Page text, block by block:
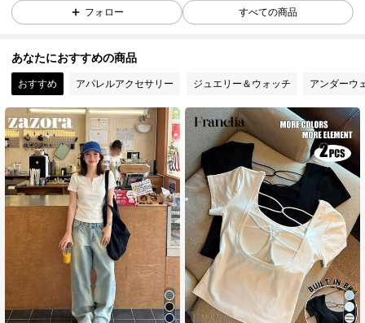
4.91
4.91 287K フォロワー
4.91 287K フォロワー
4.91 287K フォロワー
4.91 287K フォロワー
4.91 287K フォロワー
フォロー すべての商品
あなたにおすすめの商品
おすすめ アパレルアクセサリー ジュエリー＆ウォッチ アンダーウ